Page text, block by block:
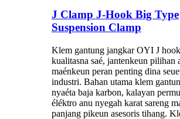
J Clamp J-Hook Big Type
Suspension Clamp
Klem gantung jangkar OYI J
kualitasna saé, jantenkeun pilihan
maénkeun peran penting dina
industri. Bahan utama klem
nyaéta baja karbon, kalayan
éléktro anu nyegah karat sareng
panjang pikeun asesoris tihang.